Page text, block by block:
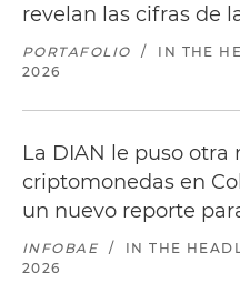
revelan las cifras de
PORTAFOLIO / IN THE
2026
La DIAN le puso
criptomonedas en
un nuevo reporte
INFOBAE / IN THE
2026